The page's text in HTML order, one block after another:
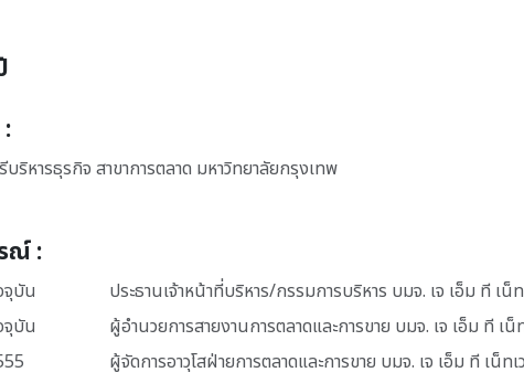
ริหารธุรกิจ สาขาการตลาด มหาวิทยาลัยกรุงเทพ
ณ์ :
บัน
ประธานเจ้าหน้าที่บริหาร/กรรมการบริหาร บมจ. เจ เอ็ม ที เน็
บัน
ผู้อำนวยการสายงานการตลาดและการขาย บมจ. เจ เอ็ม ที เน็
ผู้จัดการอาวุโสฝ่ายการตลาดและการขาย บมจ. เจ เอ็ม ที เน็ทเ